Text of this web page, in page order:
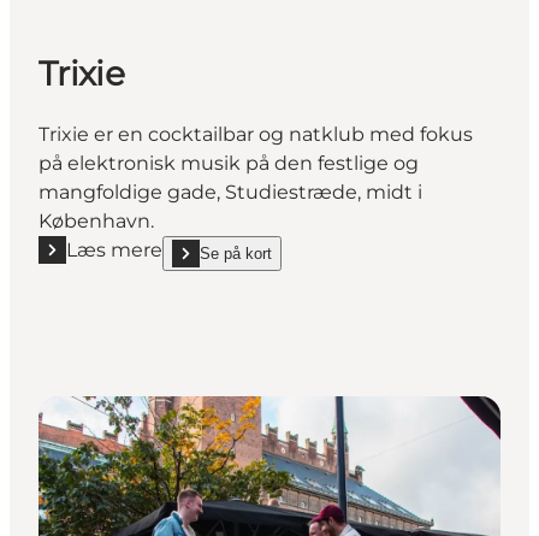
Trixie
Trixie er en cocktailbar og natklub med fokus
på elektronisk musik på den festlige og
mangfoldige gade, Studiestræde, midt i
København.
Læs mere
Læs mere "Trixie"Se på kort
show Trixie on_map